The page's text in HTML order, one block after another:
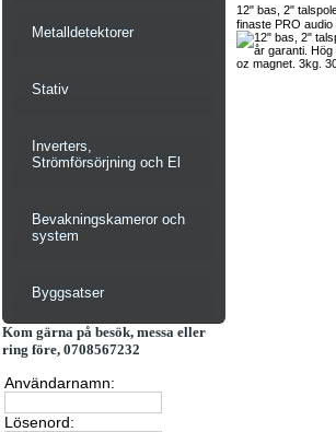
Metalldetektorer
Stativ
Inverters,
Strömförsörjning och El
Bevakningskameror och
system
Byggsatser
Kom gärna på besök, messa eller
ring före, 0708567232
Användarnamn:
Lösenord:
12" bas, 2"
finaste PRO audio